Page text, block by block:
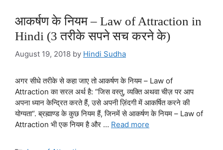
आकर्षण के नियम – Law of Attraction in
Hindi (3 तरीके सपने सच करने के)
August 19, 2018 by Hindi Sudha
अगर सीधे तरीके से कहा जाए तो आकर्षण के नियम – Law of
Attraction का सरल अर्थ है: “जिस वस्तु, व्यक्ति अथवा चीज़ पर आप
अपना ध्यान केन्द्रित करते हैं, उसे अपनी ज़िंदगी में आकर्षित करने की
योग्यता“. ब्रह्माण्ड के कुछ नियम हैं, जिनमें से आकर्षण के नियम – Law of
Attraction भी एक नियम है और … Read more